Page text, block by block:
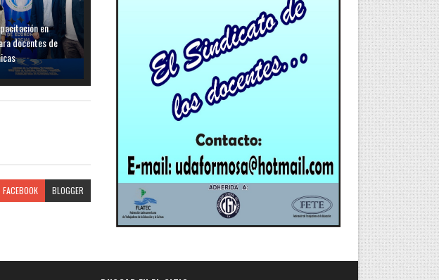
en
docentes de
FACEBOOK BLOGGER